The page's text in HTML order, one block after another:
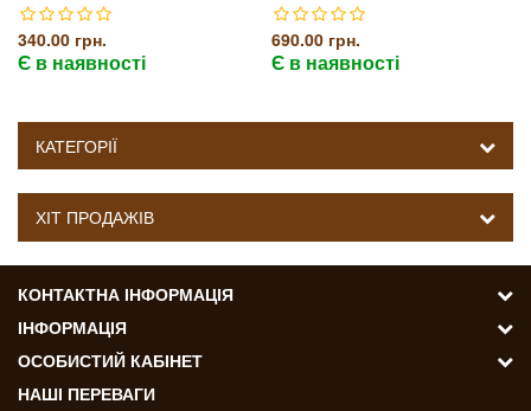
340.00 грн.
Є в наявності
690.00 грн.
Є в наявності
КАТЕГОРІЇ
ХІТ ПРОДАЖІВ
КОНТАКТНА ІНФОРМАЦІЯ
ІНФОРМАЦІЯ
ОСОБИСТИЙ КАБІНЕТ
НАШІ ПЕРЕВАГИ